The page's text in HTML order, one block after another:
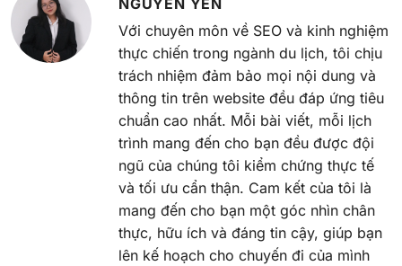
NGUYỄN YẾN
Với chuyên môn về SEO và kinh nghiệm
thực chiến trong ngành du lịch, tôi chịu
trách nhiệm đảm bảo mọi nội dung và
thông tin trên website đều đáp ứng tiêu
chuẩn cao nhất. Mỗi bài viết, mỗi lịch
trình mang đến cho bạn đều được đội
ngũ của chúng tôi kiểm chứng thực tế
và tối ưu cẩn thận. Cam kết của tôi là
mang đến cho bạn một góc nhìn chân
thực, hữu ích và đáng tin cậy, giúp bạn
lên kế hoạch cho chuyến đi của mình